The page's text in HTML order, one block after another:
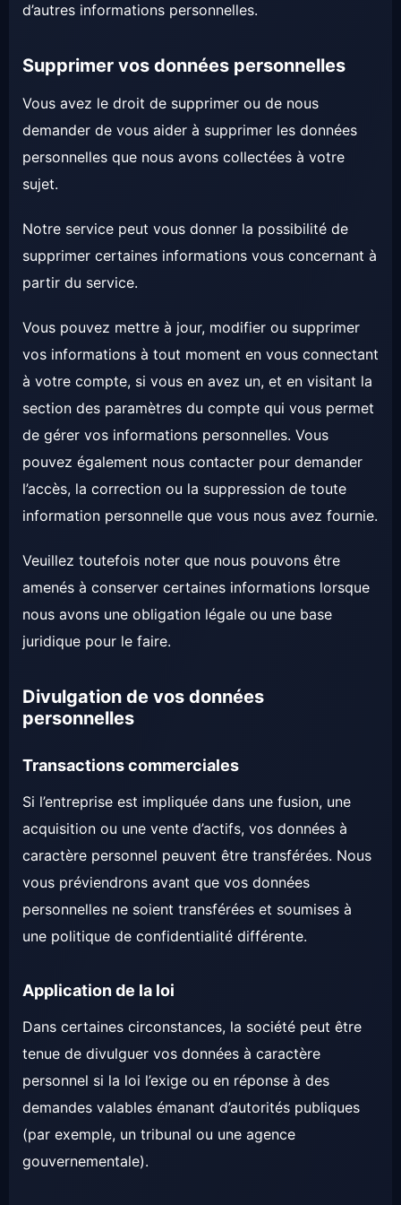
d’autres informations personnelles.
Supprimer vos données personnelles
Vous avez le droit de supprimer ou de nous
demander de vous aider à supprimer les données
personnelles que nous avons collectées à votre
sujet.
Notre service peut vous donner la possibilité de
supprimer certaines informations vous concernant à
partir du service.
Vous pouvez mettre à jour, modifier ou supprimer
vos informations à tout moment en vous connectant
à votre compte, si vous en avez un, et en visitant la
section des paramètres du compte qui vous permet
de gérer vos informations personnelles. Vous
pouvez également nous contacter pour demander
l’accès, la correction ou la suppression de toute
information personnelle que vous nous avez fournie.
Veuillez toutefois noter que nous pouvons être
amenés à conserver certaines informations lorsque
nous avons une obligation légale ou une base
juridique pour le faire.
Divulgation de vos données
personnelles
Transactions commerciales
Si l’entreprise est impliquée dans une fusion, une
acquisition ou une vente d’actifs, vos données à
caractère personnel peuvent être transférées. Nous
vous préviendrons avant que vos données
personnelles ne soient transférées et soumises à
une politique de confidentialité différente.
Application de la loi
Dans certaines circonstances, la société peut être
tenue de divulguer vos données à caractère
personnel si la loi l’exige ou en réponse à des
demandes valables émanant d’autorités publiques
(par exemple, un tribunal ou une agence
gouvernementale).